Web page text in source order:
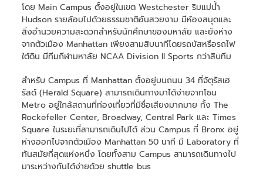
โดย Main Campus ตั้งอยู่ในเขต Westchester ริมแม่น้ำ
Hudson รายล้อมไปด้วยธรรมชาติอันสวยงาม มีห้องสมุดและ
สิ่งอำนวยความสะดวกสำหรับนักศึกษาของมหาลัย และยังห่าง
จากตัวเมือง Manhattan เพียงสามสิบนาทีโดยรถบัสหรือรถไฟ
ใต้ดิน มีทีมกีฬามหาลัย NCAA Division II Sports กว่าสิบทีม
สำหรับ Campus ที่ Manhattan ตั้งอยู่บนถนน 34 ที่จัตุรัสเฮ
รัลด์ (Herald Square) สามารถเดินทางมาได้ง่ายจากโซน
Metro อยู่ใกล้สถานที่ท่องเที่ยวที่มีชื่อเสียงมากมาย ทั้ง The
Rockefeller Center, Broadway, Central Park และ Times
Square ในระยะที่สามารถเดินไปได้ ส่วน Campus ที่ Bronx อยู่
ห่างออกไปจากตัวเมือง Manhattan 50 นาที มี Laboratory ที่
ทันสมัยที่สุดแห่งหนึ่ง โดยทั้งสาม Campus สามารถเดินทางไป
มาระหว่างกันได้ง่ายด้วย shuttle bus